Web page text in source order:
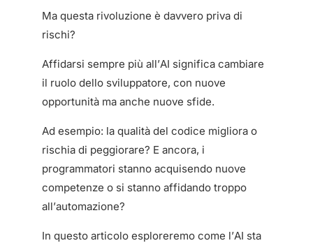
Ma questa rivoluzione è davvero priva di
rischi?
Affidarsi sempre più all’AI significa cambiare
il ruolo dello sviluppatore, con nuove
opportunità ma anche nuove sfide.
Ad esempio: la qualità del codice migliora o
rischia di peggiorare? E ancora, i
programmatori stanno acquisendo nuove
competenze o si stanno affidando troppo
all’automazione?
In questo articolo esploreremo come l’AI sta